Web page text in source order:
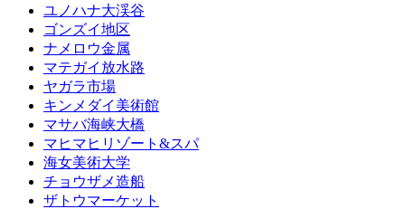
ユノハナ大渓谷
ゴンズイ地区
ナメロウ金属
マテガイ放水路
ヤガラ市場
キンメダイ美術館
マサバ海峡大橋
マヒマヒリゾート&スパ
海女美術大学
チョウザメ造船
ザトウマーケット